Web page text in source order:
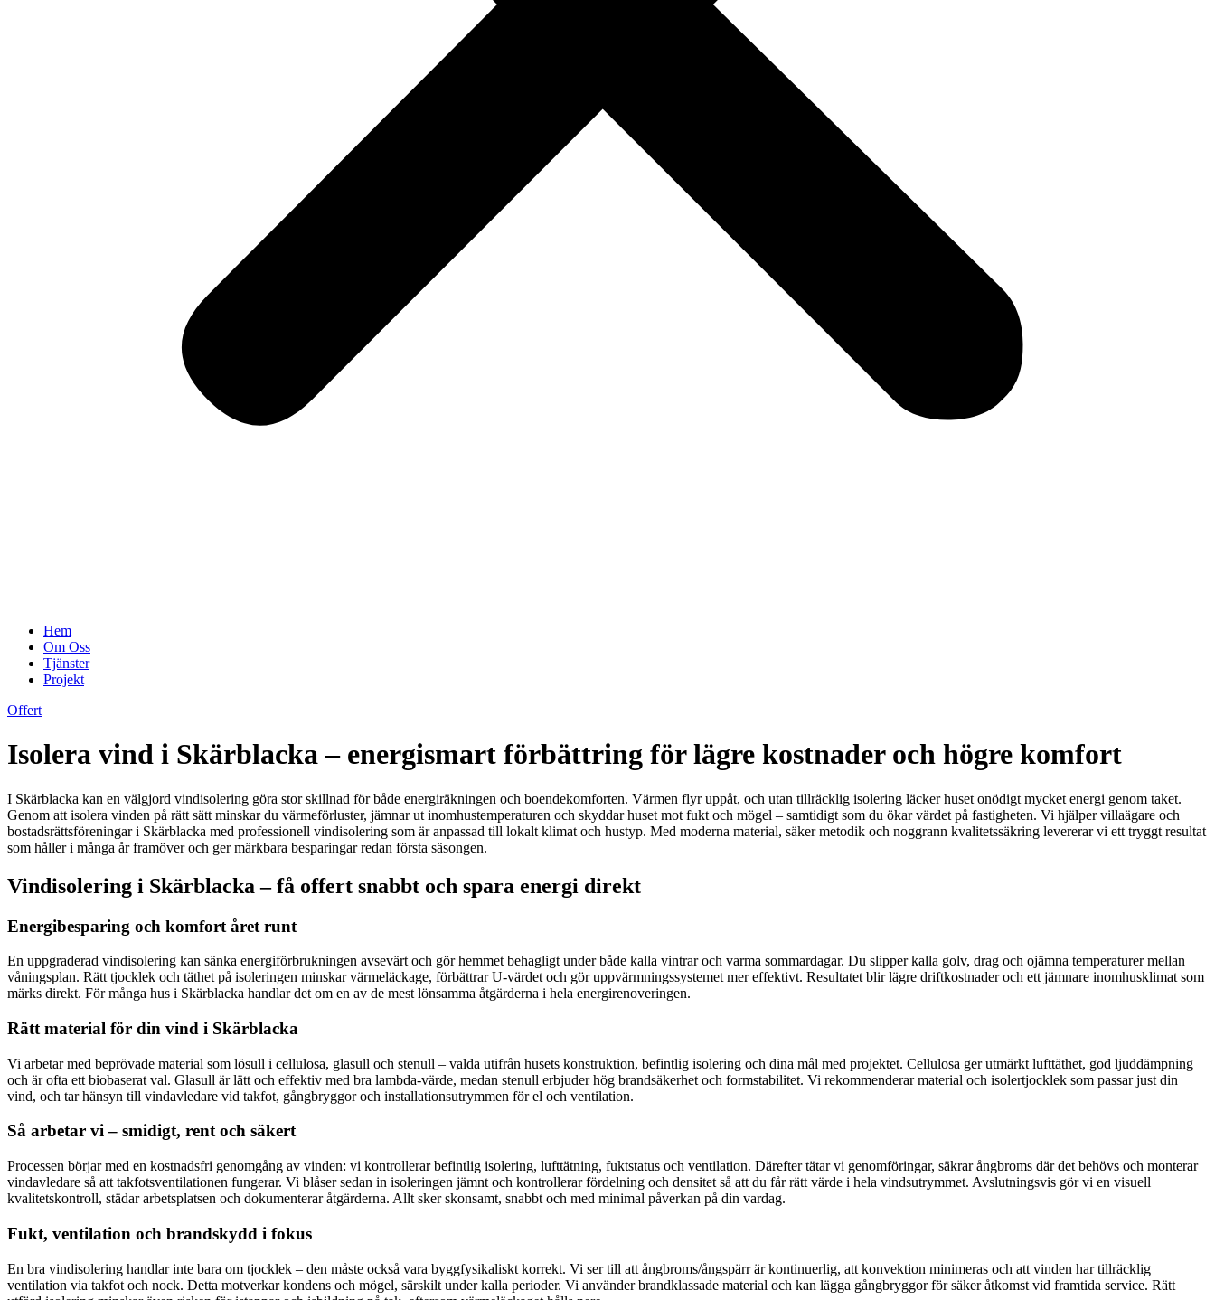
Hem
Om Oss
Tjänster
Projekt
Offert
Isolera vind i Skärblacka – energismart förbättring för lägre kostnader och högre komfort
I Skärblacka kan en välgjord vindisolering göra stor skillnad för både energiräkningen och boendekomforten. Värmen flyr uppåt, och utan tillräcklig isolering läcker huset onödigt mycket energi genom taket.
Genom att isolera vinden på rätt sätt minskar du värmeförluster, jämnar ut inomhustemperaturen och skyddar huset mot fukt och mögel – samtidigt som du ökar värdet på fastigheten. Vi hjälper villaägare och
bostadsrättsföreningar i Skärblacka med professionell vindisolering som är anpassad till lokalt klimat och hustyp. Med moderna material, säker metodik och noggrann kvalitetssäkring levererar vi ett tryggt resultat
som håller i många år framöver och ger märkbara besparingar redan första säsongen.
Vindisolering i Skärblacka – få offert snabbt och spara energi direkt
Energibesparing och komfort året runt
En uppgraderad vindisolering kan sänka energiförbrukningen avsevärt och gör hemmet behagligt under både kalla vintrar och varma sommardagar. Du slipper kalla golv, drag och ojämna temperaturer mellan
våningsplan. Rätt tjocklek och täthet på isoleringen minskar värmeläckage, förbättrar U-värdet och gör uppvärmningssystemet mer effektivt. Resultatet blir lägre driftkostnader och ett jämnare inomhusklimat som
märks direkt. För många hus i Skärblacka handlar det om en av de mest lönsamma åtgärderna i hela energirenoveringen.
Rätt material för din vind i Skärblacka
Vi arbetar med beprövade material som lösull i cellulosa, glasull och stenull – valda utifrån husets konstruktion, befintlig isolering och dina mål med projektet. Cellulosa ger utmärkt lufttäthet, god ljuddämpning
och är ofta ett biobaserat val. Glasull är lätt och effektiv med bra lambda-värde, medan stenull erbjuder hög brandsäkerhet och formstabilitet. Vi rekommenderar material och isolertjocklek som passar just din
vind, och tar hänsyn till vindavledare vid takfot, gångbryggor och installationsutrymmen för el och ventilation.
Så arbetar vi – smidigt, rent och säkert
Processen börjar med en kostnadsfri genomgång av vinden: vi kontrollerar befintlig isolering, lufttätning, fuktstatus och ventilation. Därefter tätar vi genomföringar, säkrar ångbroms där det behövs och monterar
vindavledare så att takfotsventilationen fungerar. Vi blåser sedan in isoleringen jämnt och kontrollerar fördelning och densitet så att du får rätt värde i hela vindsutrymmet. Avslutningsvis gör vi en visuell
kvalitetskontroll, städar arbetsplatsen och dokumenterar åtgärderna. Allt sker skonsamt, snabbt och med minimal påverkan på din vardag.
Fukt, ventilation och brandskydd i fokus
En bra vindisolering handlar inte bara om tjocklek – den måste också vara byggfysikaliskt korrekt. Vi ser till att ångbroms/ångspärr är kontinuerlig, att konvektion minimeras och att vinden har tillräcklig
ventilation via takfot och nock. Detta motverkar kondens och mögel, särskilt under kalla perioder. Vi använder brandklassade material och kan lägga gångbryggor för säker åtkomst vid framtida service. Rätt